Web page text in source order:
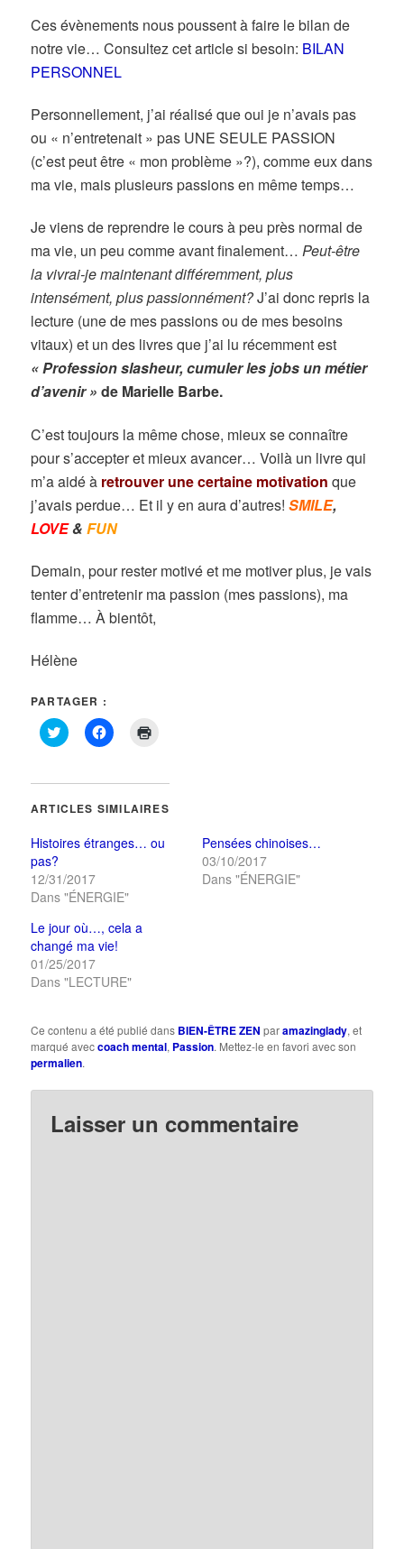
Ces évènements nous poussent à faire le bilan de
notre vie… Consultez cet article si besoin: BILAN
PERSONNEL
Personnellement, j’ai réalisé que oui je n’avais pas
ou « n’entretenait » pas UNE SEULE PASSION
(c’est peut être « mon problème »?), comme eux dans
ma vie, mais plusieurs passions en même temps…
Je viens de reprendre le cours à peu près normal de
ma vie, un peu comme avant finalement…Peut-être
la vivrai-je maintenant différemment, plus
intensément, plus passionnément?J’ai donc repris la
lecture (une de mes passions ou de mes besoins
vitaux) et un des livres que j’ai lu récemment est
« Profession slasheur, cumuler les jobs un métier
d’avenir » de Marielle Barbe.
C’est toujours la même chose, mieux se connaître
pour s’accepter et mieux avancer… Voilà un livre qui
m’a aidé à retrouver une certaine motivation que
j’avais perdue… Et il y en aura d’autres!SMILE,
LOVE&FUN
Demain, pour rester motivé et me motiver plus, je vais
tenter d’entretenir ma passion (mes passions), ma
flamme… À bientôt,
Hélène
PARTAGER :
Cliquez
pour
dans
nouvelle
Cliquez
pour
dans
nouvelle
nouvelle
ARTICLES SIMILAIRES
Histoires étranges… ou
pas?
12/31/2017
Dans "ÉNERGIE"
Pensées chinoises…
03/10/2017
Dans "ÉNERGIE"
Le jour où…, cela a
changé ma vie!
01/25/2017
Dans "LECTURE"
Ce contenu a été publié dans BIEN-ÊTRE ZEN paramazinglady, et
marqué aveccoach mental, Passion. Mettez-le en favori avec son
permalien.
Laisser un commentaire